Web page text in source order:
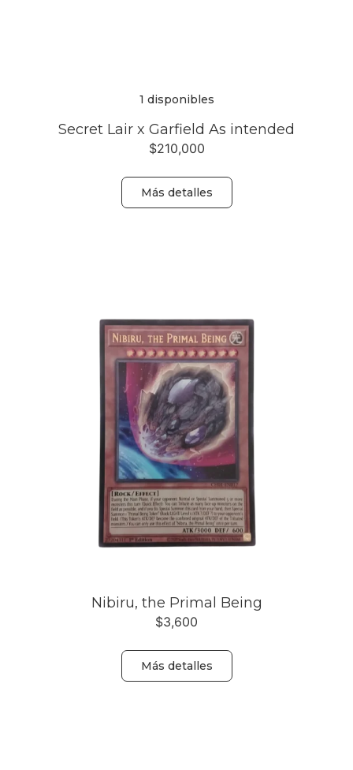
1 disponibles
Secret Lair x Garfield As intended
$210,000
Más detalles
Nibiru, the Primal Being
$3,600
Más detalles